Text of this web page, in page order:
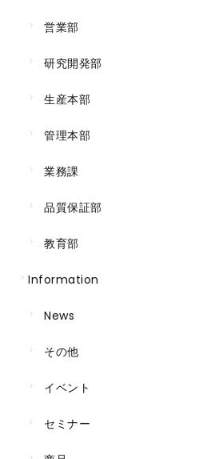
営業部
研究開発部
生産本部
管理本部
業務課
品質保証部
教育部
Information
News
その他
イベント
セミナー